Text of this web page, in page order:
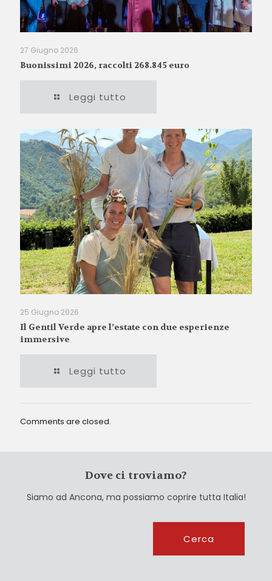
27 Giugno 2026
Buonissimi 2026, raccolti 268.845 euro
Leggi tutto
25 Giugno 2026
Il Gentil Verde apre l’estate con due esperienze
immersive
Leggi tutto
Comments are closed.
Dove ci troviamo?
Siamo ad Ancona, ma possiamo coprire tutta Italia!
Cerca